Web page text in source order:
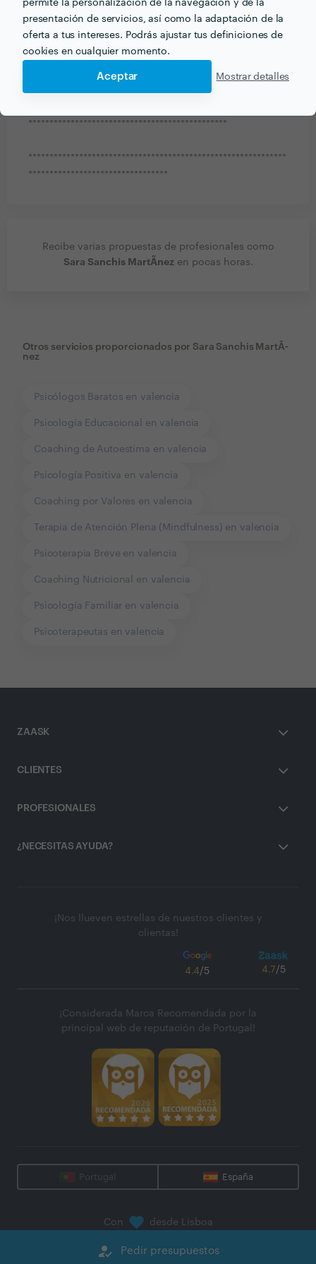
permite la personalización de la navegación y de la
presentación de servicios, así como la adaptación de la
oferta a tus intereses. Podrás ajustar tus definiciones de
cookies en cualquier momento.
Aceptar Mostrar detalles
Como primer paso de este proyecto estoy a punto de
publicar un cuento infantil titulado "Y si todos
tuviésemos un Gran Corazón Rojo".
Podéis encontrar más información sobre mi proyecto
en mi blog y en mi página del facebook:
***********************************************
*************************************************************
*********************************
Recibe varias propuestas de profesionales como
Sara Sanchis MartÃ­nezen pocas horas.
how_to_reg Pedir presupuestos
Otros servicios proporcionados por Sara Sanchis MartÃ­
nez
Psicólogos Baratos en valencia
Psicología Educacional en valencia
Coaching de Autoestima en valencia
Psicología Positiva en valencia
Coaching por Valores en valencia
Terapia de Atención Plena (Mindfulness) en valencia
Psicoterapia Breve en valencia
Coaching Nutricional en valencia
Psicología Familiar en valencia
Psicoterapeutas en valencia
ZAASK
CLIENTES
PROFESIONALES
¿NECESITAS AYUDA?
¡Nos llueven estrellas de nuestros clientes y
clientas!
4.4/5 4.7/5
¡Considerada Marca Recomendada por la
principal web de reputación de Portugal!
Portugal España
Con desde Lisboa
Zaask - Plataforma Digital, S.A.